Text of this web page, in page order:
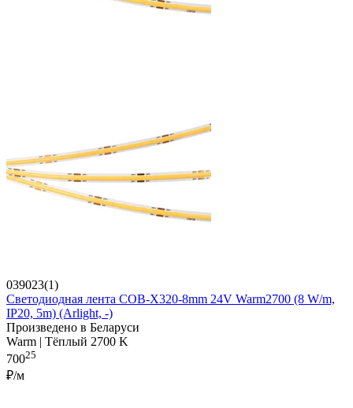
039023(1)
Светодиодная лента COB-X320-8mm 24V Warm2700 (8 W/m,
IP20, 5m) (Arlight, -)
Произведено в Беларуси
Warm | Тёплый 2700 K
70025
₽/м